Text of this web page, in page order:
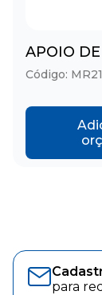
APOIO
Código:
para